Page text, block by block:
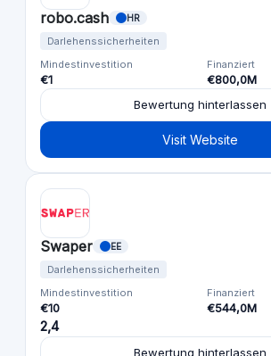
robo.cash HR
Darlehenssicherheiten
Mindestinvestition
€1
Finanziert
€800,0M
Bewertung hinterlassen
Visit Website
Swaper EE
Darlehenssicherheiten
Mindestinvestition
€10
Finanziert
€544,0M
2,4
Bewertung hinterlassen